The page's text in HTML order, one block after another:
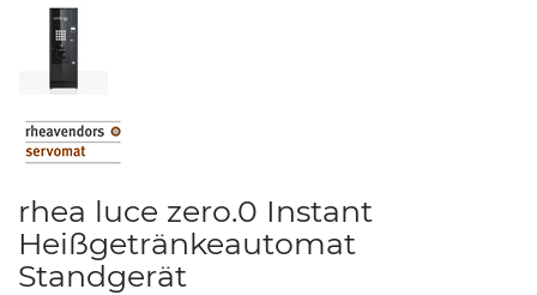
rhea luce zero.0 Instant
Heißgetränkeautomat
Standgerät